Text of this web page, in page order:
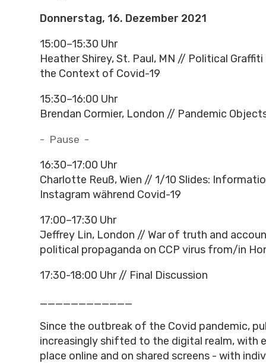
Donnerstag, 16. Dezember 2021
15:00–15:30 Uhr
Heather Shirey, St. Paul, MN // Political
the Context of Covid-19
15:30–16:00 Uhr
Brendan Cormier, London // Pandemic
- Pause -
16:30–17:00 Uhr
Charlotte Reuß, Wien // 1/10 Slides:
Instagram während Covid-19
17:00–17:30 Uhr
Jeffrey Lin, London // War of truth and
political propaganda on CCP virus from/in
17:30-18:00 Uhr // Final Discussion
____________
Since the outbreak of the Covid pandemic,
increasingly shifted to the digital realm, with
place online and on shared screens - with